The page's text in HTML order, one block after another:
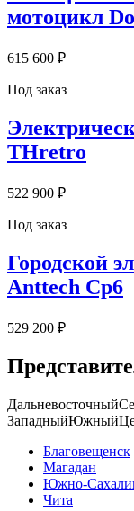
мотоцикл
615 600 ₽
Под заказ
THretro
522 900 ₽
Под заказ
Городской
Anttech Cp6
529 200 ₽
Дальневосточный
ЗападныйЮжный
Благовещенск
Магадан
Южно-
Чита